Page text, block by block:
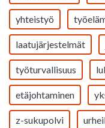
yhteistyö
laatujärjestelmät
työturvallisuus
etäjohtaminen
z-sukupolvi